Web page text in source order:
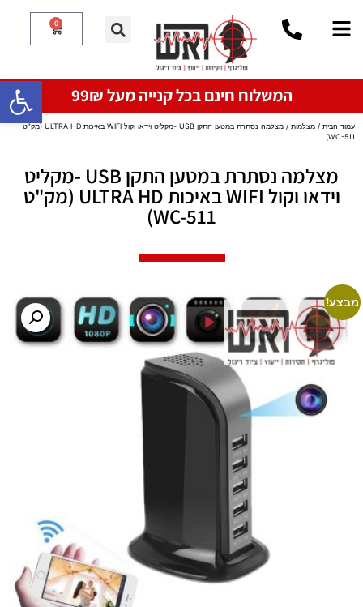
פתח
0
המשלוח חינם בכל קנייה מעל 99₪
עמוד הבית / מצלמות
/ מצלמה נסתרת במטען התקן USB -מקליט וידאו וקול WIFI באיכות ULTRA HD (מק"ט
WC-511)
מצלמה נסתרת במטען התקן USB -מקליט
וידאו וקול WIFI באיכות ULTRA HD (מק"ט
WC-511)
מבצע!